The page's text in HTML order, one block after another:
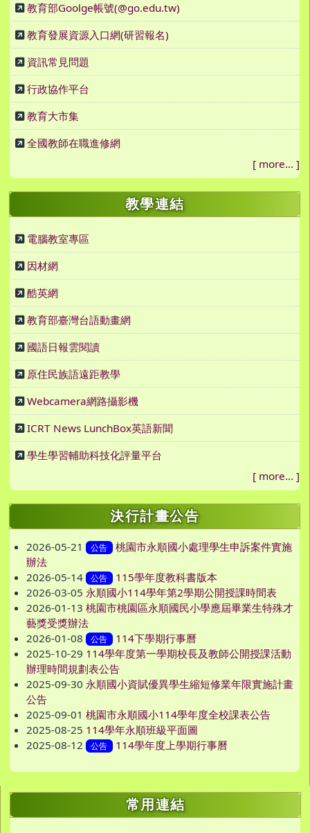
教育部Goolge帳號(@go.edu.tw)
教育發展資源入口網(研習報名)
資訊常見問題
行政協作平台
教育大市集
全國教師在職進修網
[ more... ]
教學連結
電腦教室專區
因材網
酷英網
教育部臺灣台語動畫網
國語日報雲閱讀
原住民族語遠距教學
Webcamera網路攝影機
ICRT News LunchBox英語新聞
學生學習輔助科技化評量平台
[ more... ]
決行計畫公告
2026-05-21 公告
桃園市永順國小處理學生申訴案件實施
辦法
2026-05-14
公告
115學年度教科書版本
2026-03-05 永順國小114學年第2學期公開授課時間表
2026-01-13 桃園市桃園區永順國民小學應屆畢業生特殊才
藝獎受獎辦法
2026-01-08
公告
114下學期行事曆
2025-10-29 114學年度第一學期校長及教師公開授課活動
辦理時間規劃表公告
2025-09-30 永順國小資賦優異學生縮短修業年限實施計畫
公告
2025-09-01 桃園市永順國小114學年度全校課表公告
2025-08-25 114學年永順班級平面圖
2025-08-12
公告 114學年度上學期行事曆
右邊區域內容 常用連結